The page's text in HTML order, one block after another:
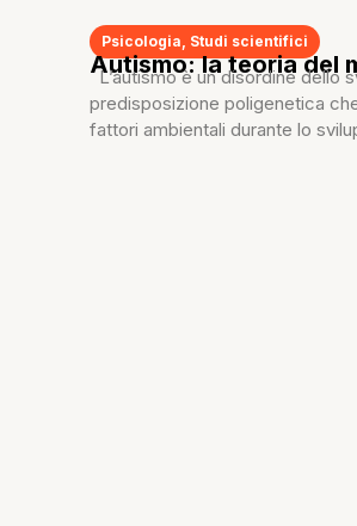
Psicologia, Studi scientifici
Autismo: la teoria del
L’autismo è un disordine dello
predisposizione poligenetica
fattori ambientali durante lo